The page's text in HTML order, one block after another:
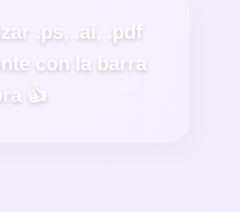
.ps, .ai, .pdf
con la barra
👍